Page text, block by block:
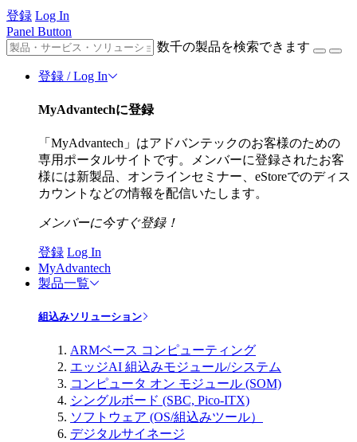
登録 Log In
Panel Button
数千の製品を検索できます
登録 / Log In
MyAdvantechに登録
「MyAdvantech」はアドバンテックのお客様のための
専用ポータルサイトです。メンバーに登録されたお客
様には新製品、オンラインセミナー、eStoreでのディス
カウントなどの情報を配信いたします。
メンバーに今すぐ登録！
登録 Log In
MyAdvantech
製品一覧
組込みソリューション
ARMベース コンピューティング
エッジAI 組込みモジュール/システム
コンピュータ オン モジュール (SOM)
シングルボード (SBC, Pico-ITX)
ソフトウェア (OS/組込みツール）
デジタルサイネージ